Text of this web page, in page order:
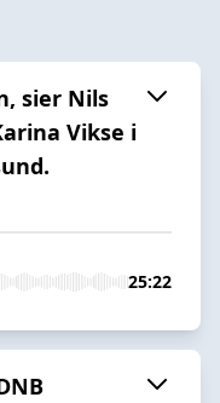
sier Nils
Vikse i
25:22